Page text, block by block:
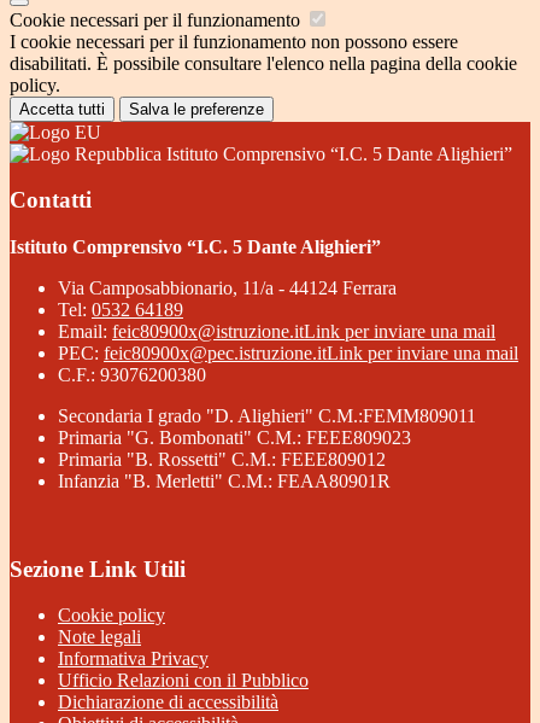
Cookie necessari per il funzionamento
I cookie necessari per il funzionamento non possono essere
disabilitati. È possibile consultare l'elenco nella pagina della cookie
policy.
Accetta tutti Salva le preferenze
Istituto Comprensivo “I.C. 5 Dante Alighieri”
Contatti
Istituto Comprensivo “I.C. 5 Dante Alighieri”
Via Camposabbionario, 11/a - 44124 Ferrara
Tel: 0532 64189
Email: feic80900x@istruzione.itLink per inviare una mail
PEC: feic80900x@pec.istruzione.itLink per inviare una mail
C.F.: 93076200380
Secondaria I grado "D. Alighieri" C.M.:FEMM809011
Primaria "G. Bombonati" C.M.: FEEE809023
Primaria "B. Rossetti" C.M.: FEEE809012
Infanzia "B. Merletti" C.M.: FEAA80901R
Sezione Link Utili
Cookie policy
Note legali
Informativa Privacy
Ufficio Relazioni con il Pubblico
Dichiarazione di accessibilità